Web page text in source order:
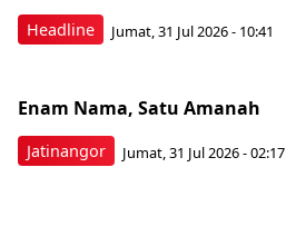
Headline Jumat, 31 Jul 2026 - 10:41
Jatinangor
Enam Nama, Satu Amanah
Jumat, 31 Jul 2026 - 02:17